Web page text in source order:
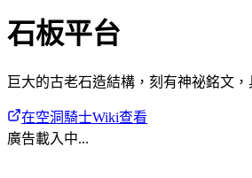
石板平台
巨大的古老石造結構，刻有神祕銘文，
在空洞騎士Wiki查看
廣告載入中...